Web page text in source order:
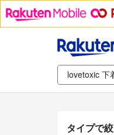
タイプで